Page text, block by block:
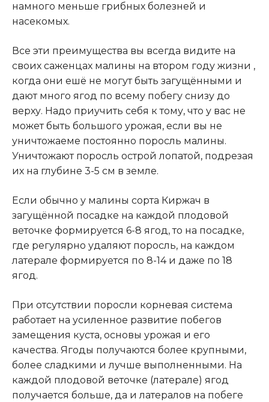
намного меньше грибных болезней и
насекомых.
Все эти преимущества вы всегда видите на
своих саженцах малины на втором году жизни ,
когда они ешё не могут быть загущёнными и
дают много ягод по всему побегу снизу до
верху. Надо приучить себя к тому, что у вас не
может быть большого урожая, если вы не
уничтожаеме постоянно поросль малины.
Уничтожают поросль острой лопатой, подрезая
их на глубине 3-5 см в земле.
Если обычно у малины сорта Киржач в
загущённой посадке на каждой плодовой
веточке формируется 6-8 ягод, то на посадке,
где регулярно удаляют поросль, на каждом
латерале формируется по 8-14 и даже по 18
ягод.
При отсутствии поросли корневая система
работает на усиленное развитие побегов
замещения куста, основы урожая и его
качества. Ягоды получаются более крупными,
более сладкими и лучше выполненными. На
каждой плодовой веточке (латерале) ягод
получается больше, да и латералов на побеге